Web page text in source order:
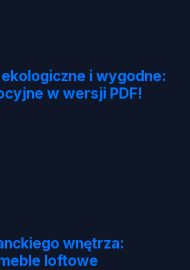
i wygodne:
w wersji PDF!
wnętrza:
loftowe